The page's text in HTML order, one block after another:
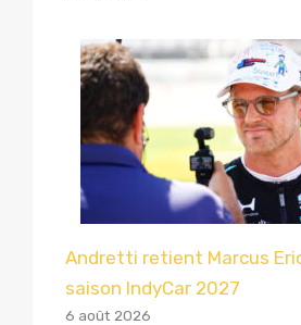
Andretti retient Marcus
saison IndyCar 2027
6 août 2026